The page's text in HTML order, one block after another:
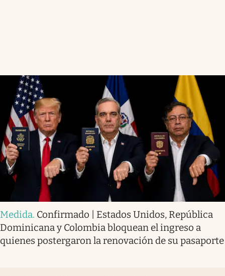
Medida. Confirmado | Estados Unidos, República
Dominicana y Colombia bloquean el ingreso a
quienes postergaron la renovación de su pasaporte